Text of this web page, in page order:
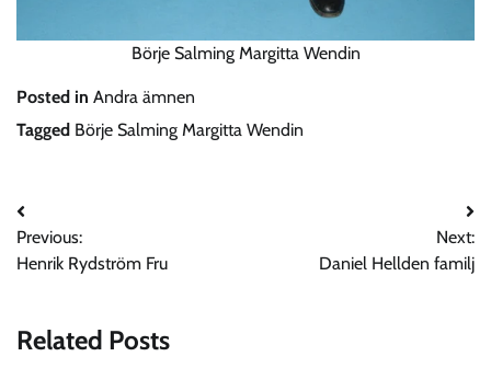
Börje Salming Margitta Wendin
Posted in Andra ämnen
Tagged Börje Salming Margitta Wendin
Post
navigation
Previous:
Henrik Rydström Fru
Next:
Daniel Hellden familj
Related Posts